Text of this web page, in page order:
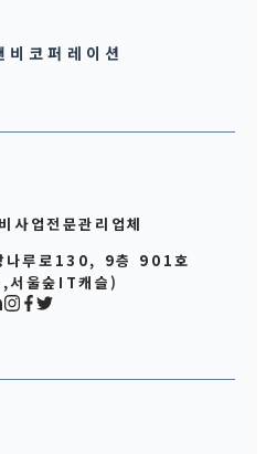
코퍼레이션
사업전문관리업체
나루로130, 9층 901호
서울숲IT캐슬)